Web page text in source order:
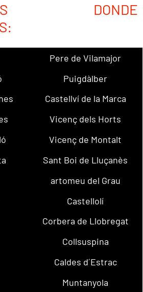
DONDE
Pere de Vilamajor
Puigdàlber
Castellví de la Marca
Vicenç dels Horts
Vicenç de Montalt
Sant Boi de Lluçanès
artomeu del Grau
Castellolí
Corbera de Llobregat
Collsuspina
Caldes d´Estrac
Muntanyola